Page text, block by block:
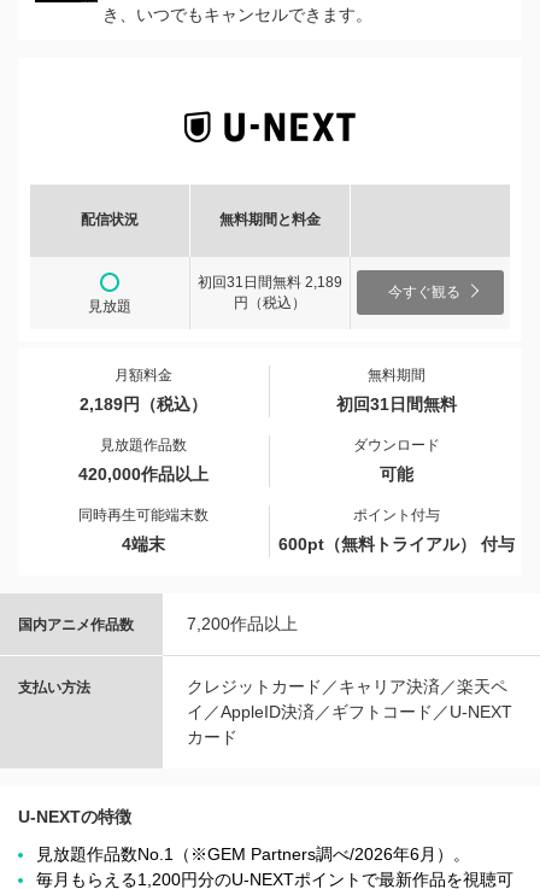
き、いつでもキャンセルできます。
配信状況 無料期間と料金
見放題
初回31日間無料 2,189
円（税込）
今すぐ観る
月額料金
2,189円（税込）
無料期間
初回31日間無料
見放題作品数
420,000作品以上
ダウンロード
可能
同時再生可能端末数
4端末
ポイント付与
600pt（無料トライアル） 付与
国内アニメ作品数 7,200作品以上
支払い方法
クレジットカード／キャリア決済／楽天ペ
イ／AppleID決済／ギフトコード／U-NEXT
カード
U-NEXTの特徴
見放題作品数No.1（※GEM Partners調べ/2026年6⽉）。
毎月もらえる1,200円分のU-NEXTポイントで最新作品を視聴可